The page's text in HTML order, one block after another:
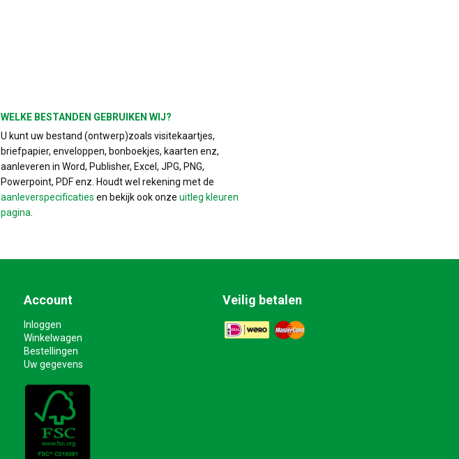
WELKE BESTANDEN GEBRUIKEN WIJ?
U kunt uw bestand (ontwerp)zoals visitekaartjes,
briefpapier, enveloppen, bonboekjes, kaarten enz,
aanleveren in Word, Publisher, Excel, JPG, PNG,
Powerpoint, PDF enz. Houdt wel rekening met de
aanleverspecificaties en bekijk ook onze uitleg kleuren
pagina
Account
Inloggen
Winkelwagen
Bestellingen
Uw gegevens
Veilig betalen